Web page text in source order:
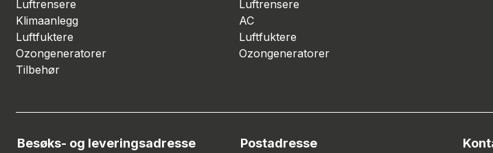
Luftrensere
Klimaanlegg
Luftfuktere
Ozongeneratorer
Tilbehør
Luftrensere
AC
Luftfuktere
Ozongeneratorer
Besøks- og leveringsadresse Postadresse